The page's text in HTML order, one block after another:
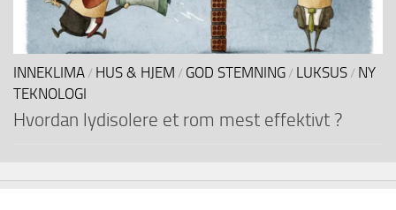
INNEKLIMA / HUS & HJEM / GOD STEMNING / LUKSUS / NY
TEKNOLOGI
Hvordan lydisolere et rom mest effektivt ?